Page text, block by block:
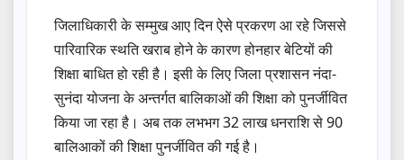
जिलाधिकारी के सम्मुख आए दिन ऐसे प्रकरण आ रहे जिससे
पारिवारिक स्थति खराब होने के कारण होनहार बेटियों की
शिक्षा बाधित हो रही है। इसी के लिए जिला प्रशासन नंदा-
सुनंदा योजना के अन्तर्गत बालिकाओं की शिक्षा को पुनर्जीवित
किया जा रहा है। अब तक लभभग 32 लाख धनराशि से 90
बालिआकों की शिक्षा पुनर्जीवित की गई है।